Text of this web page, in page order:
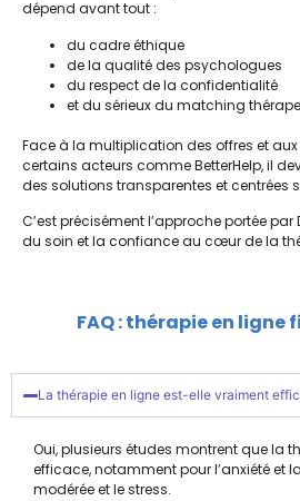
dépend avant tout :
du cadre éthique
de la qualité des psychologues
du respect de la confidentialité
et du sérieux du matching
Face à la multiplication des offres et
certains acteurs commeBetterHelp, il
des solutions transparentes et centrées
C’est précisément l’approche portée par
du soin et la confiance au cœur de la
FAQ : thérapie en ligne
La thérapie en ligne est-elle vraiment
Oui, plusieurs études montrent que la
efficace, notamment pour l’anxiété et
modérée et le stress.